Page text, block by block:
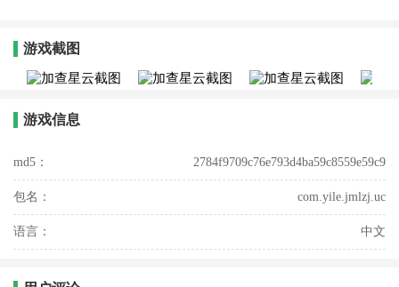
游戏截图
游戏信息
md5： 2784f9709c76e793d4ba59c8559e59c9
包名： com.yile.jmlzj.uc
语言： 中文